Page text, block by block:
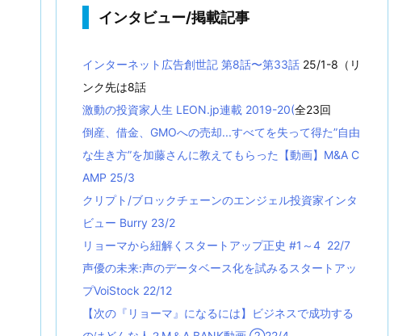
インタビュー/掲載記事
インターネット広告創世記 第8話〜第33話 25/1-8（リ
ンク先は8話
激動の投資家人生 LEON.jp連載 2019-20(全23回
倒産、借金、GMOへの売却...すべてを失って得た”自由
な生き方”を加藤さんに教えてもらった【動画】M&A C
AMP 25/3
クリプト/ブロックチェーンのエンジェル投資家インタ
ビュー Burry 23/2
リョーマから紐解くスタートアップ正史 #1～4 22/7
声優の未来:声のデータベース化を試みるスタートアッ
プVoiStock 22/12
【次の『リョーマ』になるには】ビジネスで成功する